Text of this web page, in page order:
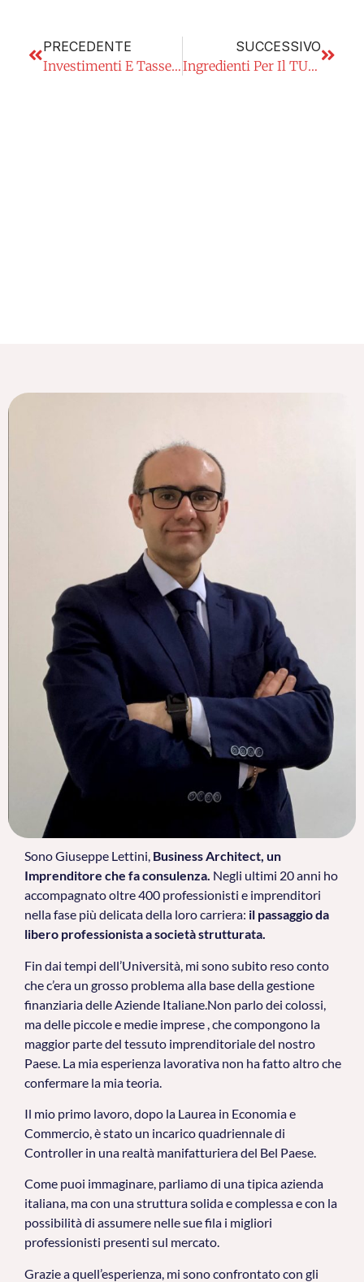
PRECEDENTE
Investimenti E Tasse: Facciamo Chiarezza
SUCCESSIVO
Ingredienti Per Il TUO Successo ECONOMICO: Harry Markowitz
Sono Giuseppe Lettini, Business Architect, un
Imprenditore che fa consulenza. Negli ultimi 20 anni ho
accompagnato oltre 400 professionisti e imprenditori
nella fase più delicata della loro carriera: il passaggio da
libero professionista a società strutturata.
Fin dai tempi dell’Università, mi sono subito reso conto
che c’era un grosso problema alla base della gestione
finanziaria delle Aziende Italiane.Non parlo dei colossi,
ma delle piccole e medie imprese , che compongono la
maggior parte del tessuto imprenditoriale del nostro
Paese. La mia esperienza lavorativa non ha fatto altro che
confermare la mia teoria.
Il mio primo lavoro, dopo la Laurea in Economia e
Commercio, è stato un incarico quadriennale di
Controller in una realtà manifatturiera del Bel Paese.
Come puoi immaginare, parliamo di una tipica azienda
italiana, ma con una struttura solida e complessa e con la
possibilità di assumere nelle sue fila i migliori
professionisti presenti sul mercato.
Grazie a quell’esperienza, mi sono confrontato con gli